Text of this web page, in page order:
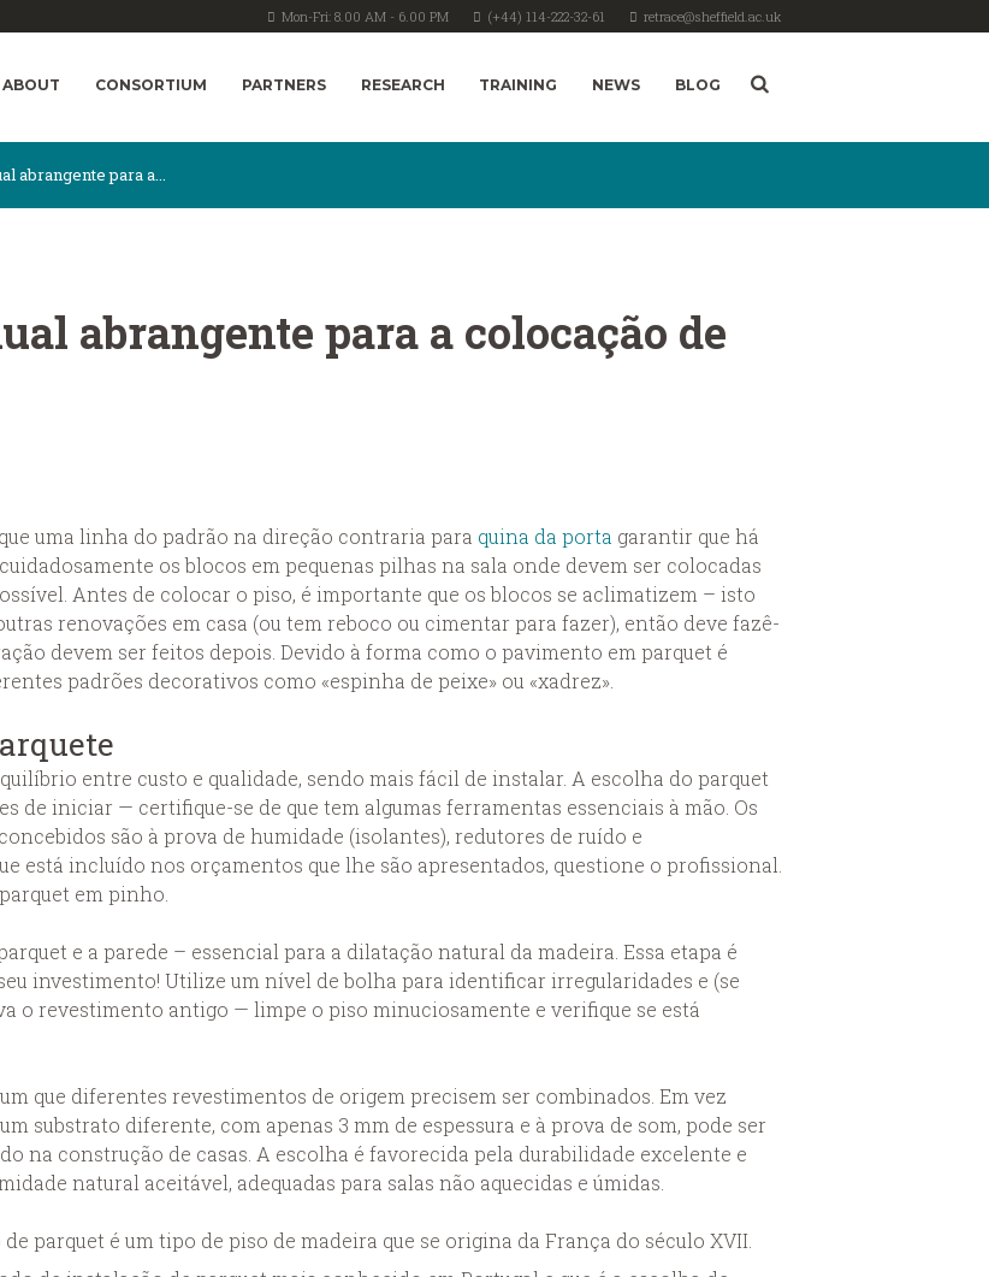
Mon-Fri: 8.00 AM - 6.00 PM (+44) 114-222-32-61 retrace@sheffield.ac.uk
ABOUT CONSORTIUM PARTNERS RESEARCH TRAINING NEWS BLOG
abrangente para a...
abrangente para a colocação de
uma linha do padrão na direção contraria para quina da porta garantir que há
os blocos em pequenas pilhas na sala onde devem ser colocadas
Antes de colocar o piso, é importante que os blocos se aclimatizem – isto
renovações em casa (ou tem reboco ou cimentar para fazer), então deve fazê-
devem ser feitos depois. Devido à forma como o pavimento em parquet é
padrões decorativos como «espinha de peixe» ou «xadrez».
entre custo e qualidade, sendo mais fácil de instalar. A escolha do parquet
de iniciar — certifique-se de que tem algumas ferramentas essenciais à mão. Os
são à prova de humidade (isolantes), redutores de ruído e
está incluído nos orçamentos que lhe são apresentados, questione o profissional.
em pinho.
e a parede – essencial para a dilatação natural da madeira. Essa etapa é
investimento! Utilize um nível de bolha para identificar irregularidades e (se
o revestimento antigo — limpe o piso minuciosamente e verifique se está
que diferentes revestimentos de origem precisem ser combinados. Em vez
substrato diferente, com apenas 3 mm de espessura e à prova de som, pode ser
na construção de casas. A escolha é favorecida pela durabilidade excelente e
natural aceitável, adequadas para salas não aquecidas e úmidas.
de parquet é um tipo de piso de madeira que se origina da França do século XVII.